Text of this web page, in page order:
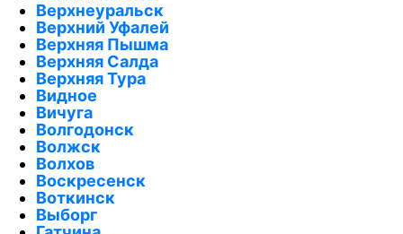
Верхнеуральск
Верхний Уфалей
Верхняя Пышма
Верхняя Салда
Верхняя Тура
Видное
Вичуга
Волгодонск
Волжск
Волхов
Воскресенск
Воткинск
Выборг